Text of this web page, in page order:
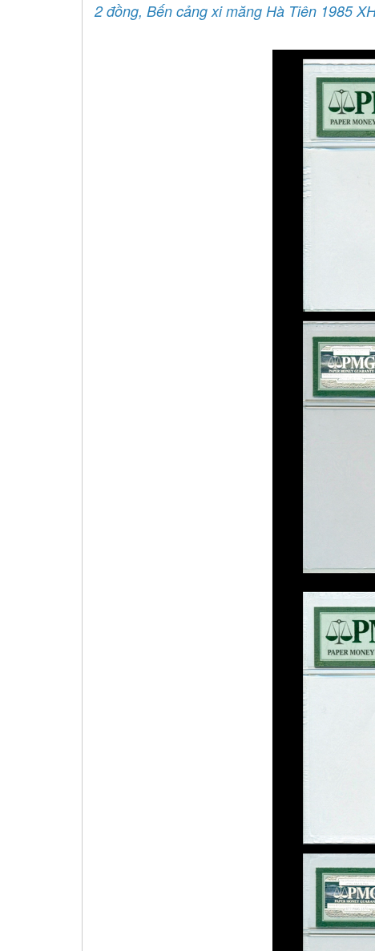
2 đồng, Bến cảng xi măng Hà Tiên 1985